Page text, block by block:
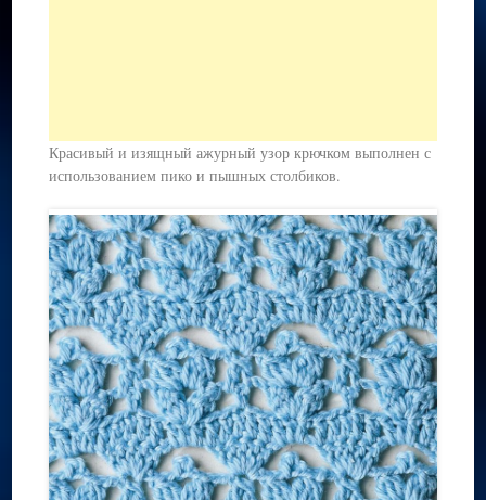
Красивый и изящный ажурный узор крючком выполнен с
использованием пико и пышных столбиков.